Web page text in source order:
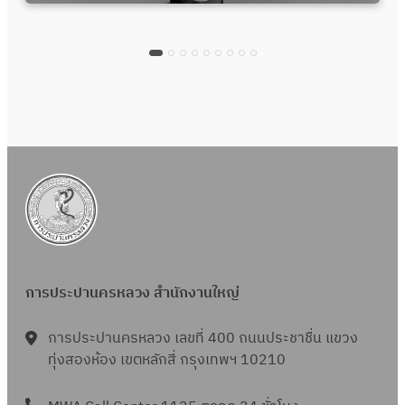
การประปานครหลวง สำนักงานใหญ่
การประปานครหลวง เลขที่ 400 ถนนประชาชื่น แขวง
ทุ่งสองห้อง เขตหลักสี่ กรุงเทพฯ 10210